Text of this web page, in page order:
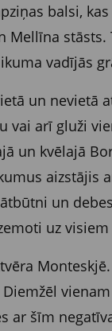
balsi,
Mellīna
vadījās
un nevietā
vai arī gluži
un kvēlajā
aizstājis
un
uz
ar šīm